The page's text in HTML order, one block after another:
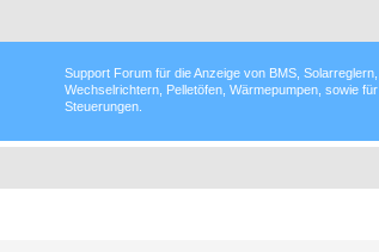
Support Forum für die Anzeige von BMS, Solarreglern,
Wechselrichtern, Pelletöfen, Wärmepumpen, sowie für
Steuerungen.